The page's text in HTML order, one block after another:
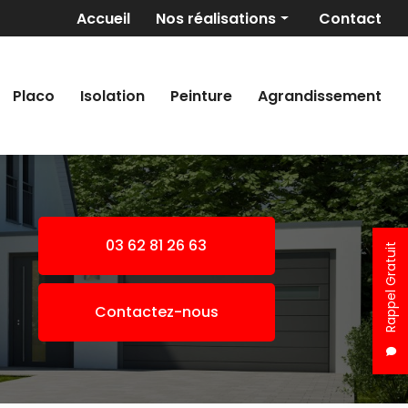
Navigation secondaire
Accueil Nos réalisations
Revêtement de sols
Peinture
Pose de fer
Agrandissement
Contact
Rappel Gratuit
Placo Isolation Peinture Agrandissement
03 62 81 26 63
Contactez-nous